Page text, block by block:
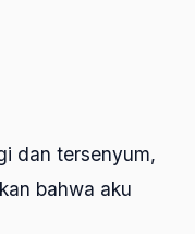
dan tersenyum,
bahwa aku